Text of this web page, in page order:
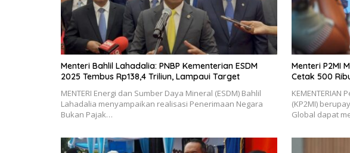
Menteri Bahlil Lahadalia: PNBP Kementerian ESDM
2025 Tembus Rp138,4 Triliun, Lampaui Target
MENTERI Energi dan Sumber Daya Mineral (ESDM) Bahlil
Lahadalia menyampaikan realisasi Penerimaan Negara
Bukan Pajak…
Menteri P2MI
Cetak 500
(KP2MI)
Global dapat